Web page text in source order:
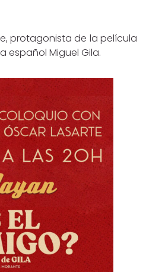
protagonista de la película
español Miguel Gila.